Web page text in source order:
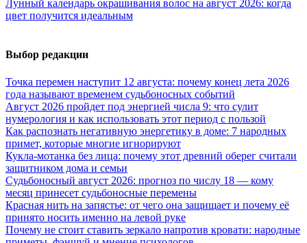
Лунный календарь окрашивания волос на август 2026: когда
цвет получится идеальным
Выбор редакции
Точка перемен наступит 12 августа: почему конец лета 2026
года называют временем судьбоносных событий
Август 2026 пройдет под энергией числа 9: что сулит
нумерология и как использовать этот период с пользой
Как распознать негативную энергетику в доме: 7 народных
примет, которые многие игнорируют
Кукла-мотанка без лица: почему этот древний оберег считали
защитником дома и семьи
Судьбоносный август 2026: прогноз по числу 18 — кому
месяц принесет судьбоносные перемены
Красная нить на запястье: от чего она защищает и почему её
принято носить именно на левой руке
Почему не стоит ставить зеркало напротив кровати: народные